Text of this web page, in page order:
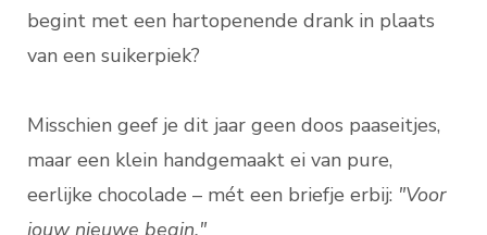
begint met een hartopenende drank in plaats
van een suikerpiek?
Misschien geef je dit jaar geen doos paaseitjes,
maar een klein handgemaakt ei van pure,
eerlijke chocolade – mét een briefje erbij: "Voor
jouw nieuwe begin."